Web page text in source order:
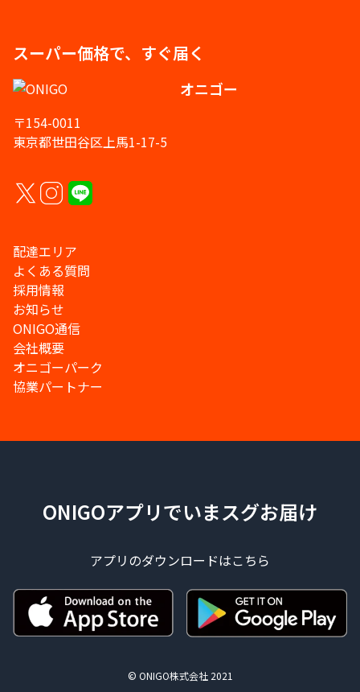
スーパー価格で、すぐ届く
オニゴー
〒154-0011
東京都世田谷区上馬1-17-5
配達エリア
よくある質問
採用情報
お知らせ
ONIGO通信
会社概要
オニゴーパーク
協業パートナー
ONIGOアプリでいまスグお届け
アプリのダウンロードはこちら
© ONIGO株式会社 2021